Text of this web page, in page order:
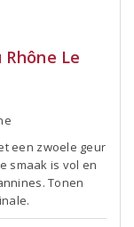
Le
een zwoele geur
smaak is vol en
Tonen